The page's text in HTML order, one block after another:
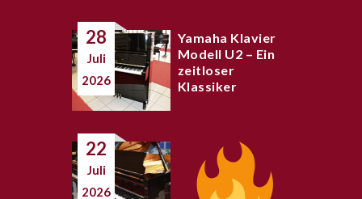
28
Juli
2026
Yamaha Klavier
Modell U2 – Ein
zeitloser
Klassiker
22
Juli
2026